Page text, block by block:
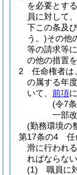
を必要とす
員に対して
下この条及び
う。)その他
等の請求等
の他の措置
2
任命権者は
の属する年度
いて、 前項
(令7
一部
(勤務環境の
第17条の4
任
滑に行われ
ればならない
(1)
職員に